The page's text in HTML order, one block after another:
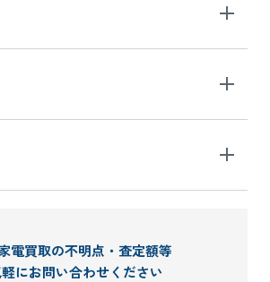
電買取の不明点・査定額等
にお問い合わせください